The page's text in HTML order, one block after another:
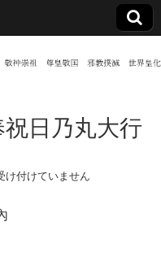
日乃丸大行
け付けていません